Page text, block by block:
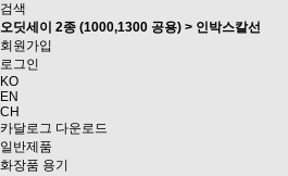
검색
오딧세이 2종 (1000,1300 공용) > 인박스칼선
회원가입
로그인
KO
EN
CH
카달로그 다운로드
일반제품
화장품 용기